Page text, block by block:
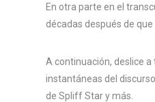
En otra parte en el
décadas después de
A continuación, deslice
instantáneas del
de Spliff Star y más.